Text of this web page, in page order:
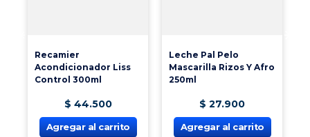
Recamier
Acondicionador Liss
Control 300ml
$ 44.500
Agregar al carrito
Leche Pal Pelo
Mascarilla Rizos Y Afro
250ml
$ 27.900
Agregar al carrito